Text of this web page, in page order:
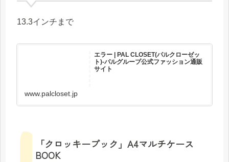
13.3インチまで
エラー | PAL CLOSET(パルクローゼッ
ト)-パルグループ公式ファッション通販
サイト
www.palcloset.jp
「クロッキーブック」A4マルチケース
BOOK